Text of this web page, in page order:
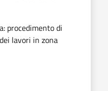
procedimento di
lavori in zona